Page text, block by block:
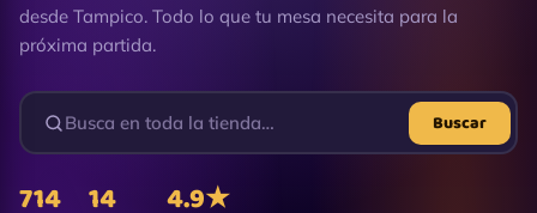
desde Tampico. Todo lo que tu mesa necesita para la
próxima partida.
Buscar
714 14 4.9★